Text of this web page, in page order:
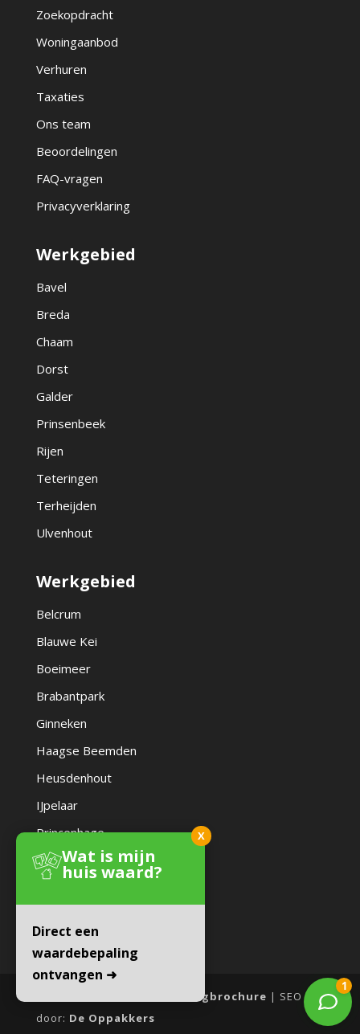
Zoekopdracht
Woningaanbod
Verhuren
Taxaties
Ons team
Beoordelingen
FAQ-vragen
Privacyverklaring
Werkgebied
Bavel
Breda
Chaam
Dorst
Galder
Prinsenbeek
Rijen
Teteringen
Terheijden
Ulvenhout
Werkgebied
Belcrum
Blauwe Kei
Boeimeer
Brabantpark
Ginneken
Haagse Beemden
Heusdenhout
IJpelaar
Princenhage
Zandberg
Online Woningbrochure | SEO
door: De Oppakkers
Wat is mijn
huis waard?
Direct een
waardebepaling
ontvangen ➜
X